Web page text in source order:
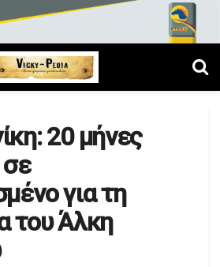
20 μήνες
για τη
του Άλκη